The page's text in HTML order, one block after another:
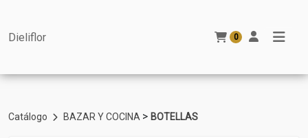
Dieliflor 0
Catálogo BAZAR Y COCINA > BOTELLAS